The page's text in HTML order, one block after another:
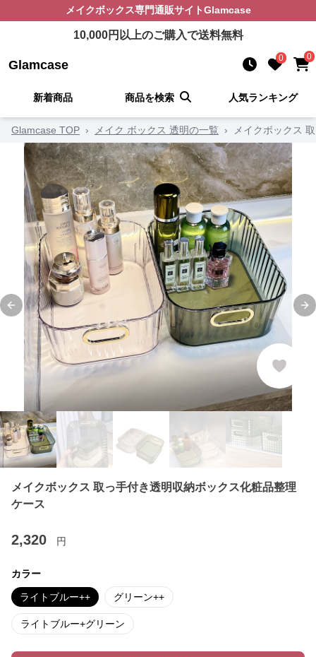
メイクボックス専門通販サイトGlamcase
10,000円以上のご購入で送料無料
Glamcase 0 0
新着商品 商品を検索 人気ランキング
Glamcase TOP › メイク ボックス 透明の一覧 › メイクボックス
Previous slide
メイクボックス 取っ手付き透明収納ボックス化粧品整理
ケース
2,320 円
カラー
ライトブルー++ グリーン++
ライトブルー+グリーン